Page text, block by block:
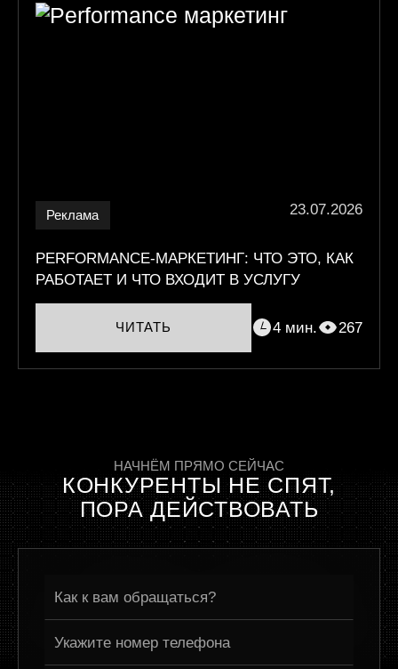
Реклама 23.07.2026
PERFORMANCE-МАРКЕТИНГ: ЧТО ЭТО, КАК
РАБОТАЕТ И ЧТО ВХОДИТ В УСЛУГУ
ЧИТАТЬ 4 мин. 267
НАЧНЁМ ПРЯМО СЕЙЧАС
КОНКУРЕНТЫ НЕ СПЯТ,
ПОРА ДЕЙСТВОВАТЬ